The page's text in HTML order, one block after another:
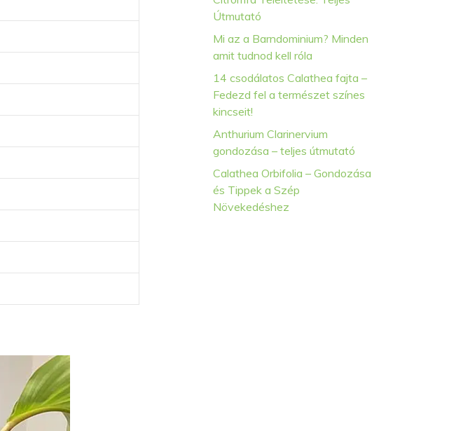
Útmutató
Mi az a Barndominium? Minden
amit tudnod kell róla
14 csodálatos Calathea fajta –
Fedezd fel a természet színes
kincseit!
Anthurium Clarinervium
gondozása – teljes útmutató
Calathea Orbifolia – Gondozása
és Tippek a Szép
Növekedéshez